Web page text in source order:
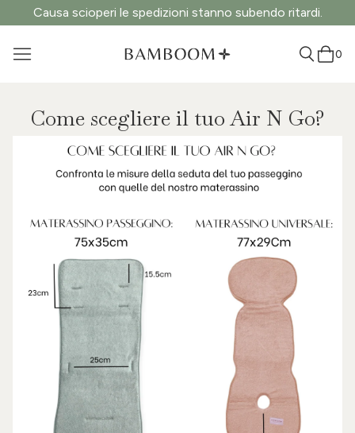
Causa scioperi le spedizioni stanno subendo ritardi.
0
Come scegliere il tuo Air N Go?